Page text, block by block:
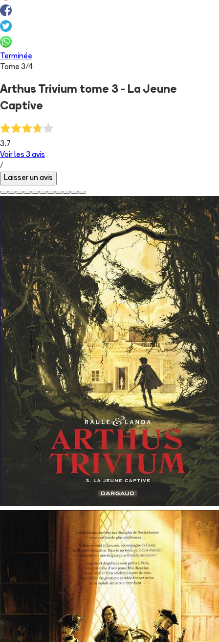
Terminée
Tome 3/4
Arthus Trivium tome 3 - La Jeune
Captive
3.7
Voir les 3 avis
/
Laisser un avis